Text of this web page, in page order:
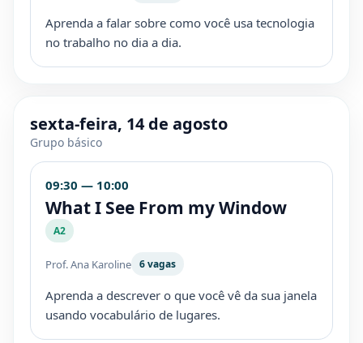
Aprenda a falar sobre como você usa tecnologia
no trabalho no dia a dia.
sexta-feira, 14 de agosto
Grupo básico
09:30 — 10:00
What I See From my Window
A2
Prof. Ana Karoline 6 vagas
Aprenda a descrever o que você vê da sua janela
usando vocabulário de lugares.